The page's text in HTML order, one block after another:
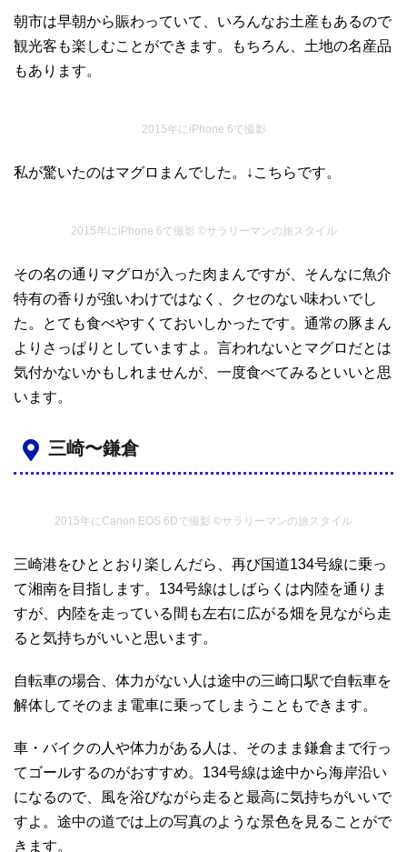
朝市は早朝から賑わっていて、いろんなお土産もあるので
観光客も楽しむことができます。もちろん、土地の名産品
もあります。
2015年にiPhone 6で撮影
私が驚いたのはマグロまんでした。↓こちらです。
2015年にiPhone 6で撮影 ©サラリーマンの旅スタイル
その名の通りマグロが入った肉まんですが、そんなに魚介
特有の香りが強いわけではなく、クセのない味わいでし
た。とても食べやすくておいしかったです。通常の豚まん
よりさっぱりとしていますよ。言われないとマグロだとは
気付かないかもしれませんが、一度食べてみるといいと思
います。
三崎〜鎌倉
2015年にCanon EOS 6Dで撮影 ©サラリーマンの旅スタイル
三崎港をひととおり楽しんだら、再び国道134号線に乗っ
て湘南を目指します。134号線はしばらくは内陸を通りま
すが、内陸を走っている間も左右に広がる畑を見ながら走
ると気持ちがいいと思います。
自転車の場合、体力がない人は途中の三崎口駅で自転車を
解体してそのまま電車に乗ってしまうこともできます。
車・バイクの人や体力がある人は、そのまま鎌倉まで行っ
てゴールするのがおすすめ。134号線は途中から海岸沿い
になるので、風を浴びながら走ると最高に気持ちがいいで
すよ。途中の道では上の写真のような景色を見ることがで
きます。